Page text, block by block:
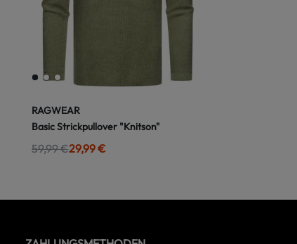
RAGWEAR
Basic Strickpullover "Knitson"
59,99 €29,99 €